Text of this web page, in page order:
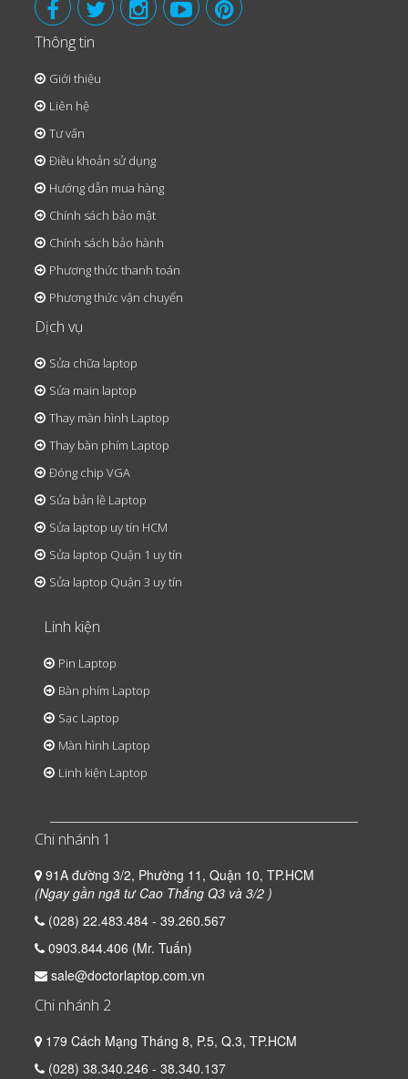
Thông tin
Giới thiệu
Liên hệ
Tư vấn
Điều khoản sử dụng
Hướng dẫn mua hàng
Chính sách bảo mật
Chính sách bảo hành
Phương thức thanh toán
Phương thức vận chuyển
Dịch vụ
Sửa chữa laptop
Sửa main laptop
Thay màn hình Laptop
Thay bàn phím Laptop
Đóng chip VGA
Sửa bản lề Laptop
Sửa laptop uy tín HCM
Sửa laptop Quận 1 uy tín
Sửa laptop Quận 3 uy tín
Linh kiện
Pin Laptop
Bàn phím Laptop
Sạc Laptop
Màn hình Laptop
Linh kiện Laptop
Chi nhánh 1
91A đường 3/2, Phường 11, Quận 10, TP.HCM
(Ngay gần ngã tư Cao Thắng Q3 và 3/2 )
(028) 22.483.484 - 39.260.567
0903.844.406 (Mr. Tuấn)
sale@doctorlaptop.com.vn
Chi nhánh 2
179 Cách Mạng Tháng 8, P.5, Q.3, TP.HCM
(028) 38.340.246 - 38.340.137